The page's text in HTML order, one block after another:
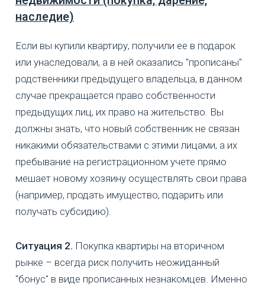
наследие)
Если вы купили квартиру, получили ее в подарок
или унаследовали, а в ней оказались "прописаны"
родственники предыдущего владельца, в данном
случае прекращается право собственности
предыдущих лиц, их право на жительство. Вы
должны знать, что новый собственник не связан
никакими обязательствами с этими лицами, а их
пребывание на регистрационном учете прямо
мешает новому хозяину осуществлять свои права
(например, продать имущество, подарить или
получать субсидию).
Ситуация 2. Покупка квартиры на вторичном
рынке – всегда риск получить неожиданный
"бонус" в виде прописанных незнакомцев. Именно